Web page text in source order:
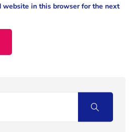
website in this browser for the next